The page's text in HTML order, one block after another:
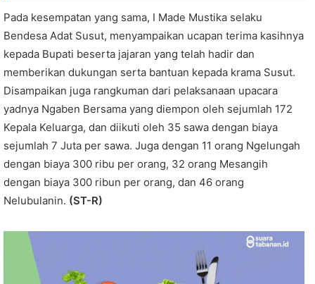
Pada kesempatan yang sama, I Made Mustika selaku
Bendesa Adat Susut, menyampaikan ucapan terima kasihnya
kepada Bupati beserta jajaran yang telah hadir dan
memberikan dukungan serta bantuan kepada krama Susut.
Disampaikan juga rangkuman dari pelaksanaan upacara
yadnya Ngaben Bersama yang diempon oleh sejumlah 172
Kepala Keluarga, dan diikuti oleh 35 sawa dengan biaya
sejumlah 7 Juta per sawa. Juga dengan 11 orang Ngelungah
dengan biaya 300 ribu per orang, 32 orang Mesangih
dengan biaya 300 ribun per orang, dan 46 orang
Nelubulanin. (ST-R)